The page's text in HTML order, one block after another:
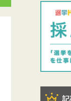
記